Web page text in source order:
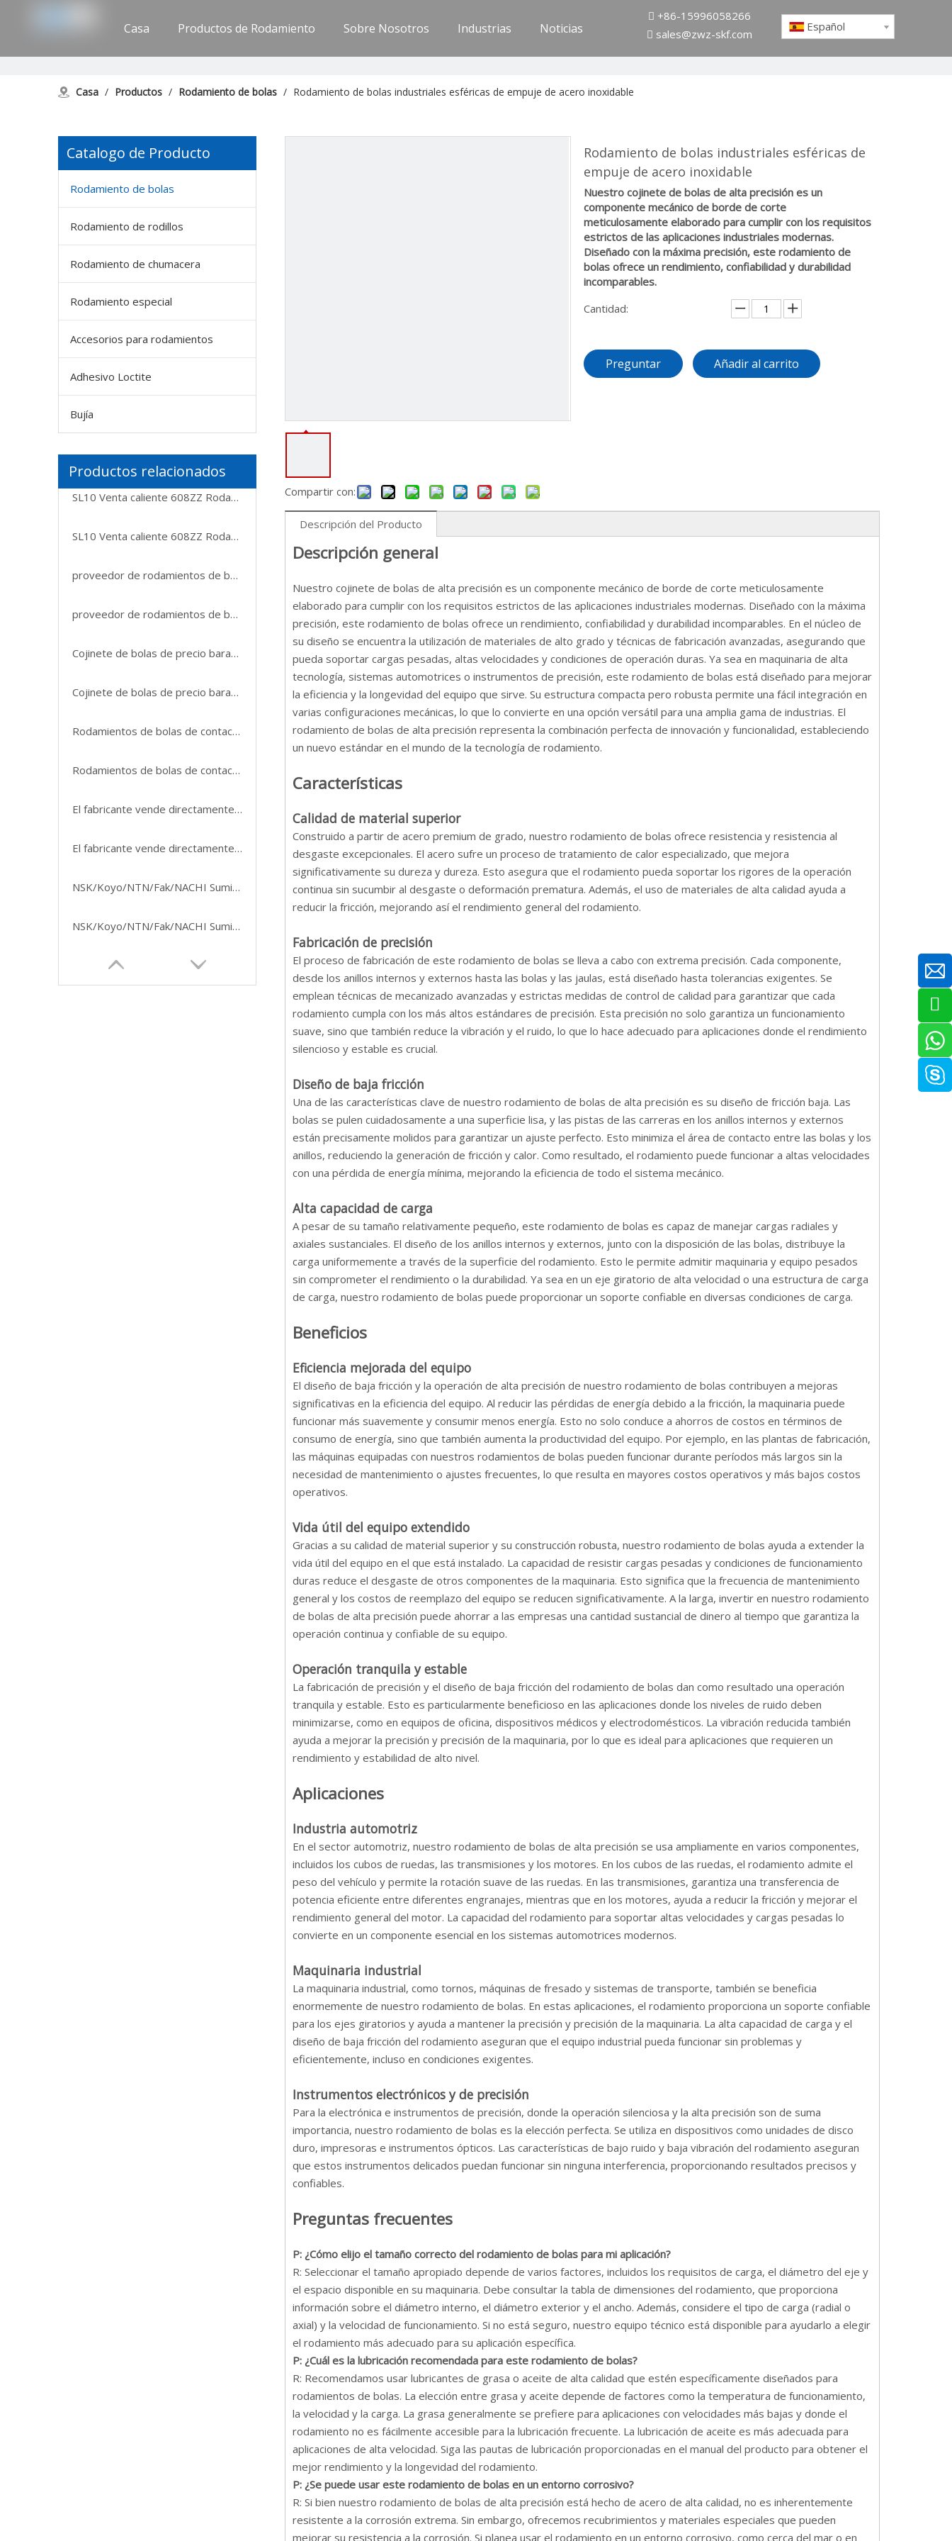
Casa Productos de Rodamiento Sobre Nosotros Industrias Noticias
 +86-15996058266
 sales@zwz-skf.com
Español
Casa / Productos / Rodamiento de bolas / Rodamiento de bolas industriales esféricas de empuje de acero inoxidable
Catalogo de Producto
Rodamiento de bolas
Rodamiento de rodillos
Rodamiento de chumacera
Rodamiento especial
Accesorios para rodamientos
Adhesivo Loctite
Bujía
Productos relacionados
SL10 Venta caliente 608ZZ Rodamiento rígido de bolas
SL10 Venta caliente 608ZZ Rodamiento rígido de bolas
proveedor de rodamientos de bolas rodamiento de bolas de empuje 51109 51110 51111 51112 51113 51114 51115 51116 51117
proveedor de rodamientos de bolas rodamiento de bolas de empuje 51109 51110 51111 51112 51113 51114 51115 51116 51117
Cojinete de bolas de precio barato Embrague de sobrerrevolucionado Cojinetes de una sola dirección
Cojinete de bolas de precio barato Embrague de sobrerrevolucionado Cojinetes de una sola dirección
Rodamientos de bolas de contacto de cuatro puntos Rodamientos de alta calidad y bajo precio fabricados en China QJ304N2MA QJ304TVP 20X52X15
Rodamientos de bolas de contacto de cuatro puntos Rodamientos de alta calidad y bajo precio fabricados en China QJ304N2MA QJ304TVP 20X52X15
El fabricante vende directamente rodamientos rígidos de bolas de acero inoxidable de alta precisión, resistentes a ácidos y álcalis
El fabricante vende directamente rodamientos rígidos de bolas de acero inoxidable de alta precisión, resistentes a ácidos y álcalis
NSK/Koyo/NTN/Fak/NACHI Suministro de distribuidor Rodamiento de ranura profunda 6201 6203 6205 6207 6209 6211 para autopartes/maquinaria agrícola/repuestos
NSK/Koyo/NTN/Fak/NACHI Suministro de distribuidor Rodamiento de ranura profunda 6201 6203 6205 6207 6209 6211 para autopartes/maquinaria agrícola/repuestos
Compartir con:
Rodamiento de bolas industriales esféricas de
empuje de acero inoxidable
Nuestro cojinete de bolas de alta precisión es un
componente mecánico de borde de corte
meticulosamente elaborado para cumplir con los requisitos
estrictos de las aplicaciones industriales modernas.
Diseñado con la máxima precisión, este rodamiento de
bolas ofrece un rendimiento, confiabilidad y durabilidad
incomparables.
Cantidad:
Preguntar Añadir al carrito
Descripción del Producto
Descripción general
Nuestro cojinete de bolas de alta precisión es un componente mecánico de borde de corte meticulosamente
elaborado para cumplir con los requisitos estrictos de las aplicaciones industriales modernas. Diseñado con la máxima
precisión, este rodamiento de bolas ofrece un rendimiento, confiabilidad y durabilidad incomparables. En el núcleo de
su diseño se encuentra la utilización de materiales de alto grado y técnicas de fabricación avanzadas, asegurando que
pueda soportar cargas pesadas, altas velocidades y condiciones de operación duras. Ya sea en maquinaria de alta
tecnología, sistemas automotrices o instrumentos de precisión, este rodamiento de bolas está diseñado para mejorar
la eficiencia y la longevidad del equipo que sirve. Su estructura compacta pero robusta permite una fácil integración en
varias configuraciones mecánicas, lo que lo convierte en una opción versátil para una amplia gama de industrias. El
rodamiento de bolas de alta precisión representa la combinación perfecta de innovación y funcionalidad, estableciendo
un nuevo estándar en el mundo de la tecnología de rodamiento.
Características
Calidad de material superior
Construido a partir de acero premium de grado, nuestro rodamiento de bolas ofrece resistencia y resistencia al
desgaste excepcionales. El acero sufre un proceso de tratamiento de calor especializado, que mejora
significativamente su dureza y dureza. Esto asegura que el rodamiento pueda soportar los rigores de la operación
continua sin sucumbir al desgaste o deformación prematura. Además, el uso de materiales de alta calidad ayuda a
reducir la fricción, mejorando así el rendimiento general del rodamiento.
Fabricación de precisión
El proceso de fabricación de este rodamiento de bolas se lleva a cabo con extrema precisión. Cada componente,
desde los anillos internos y externos hasta las bolas y las jaulas, está diseñado hasta tolerancias exigentes. Se
emplean técnicas de mecanizado avanzadas y estrictas medidas de control de calidad para garantizar que cada
rodamiento cumpla con los más altos estándares de precisión. Esta precisión no solo garantiza un funcionamiento
suave, sino que también reduce la vibración y el ruido, lo que lo hace adecuado para aplicaciones donde el rendimiento
silencioso y estable es crucial.
Diseño de baja fricción
Una de las características clave de nuestro rodamiento de bolas de alta precisión es su diseño de fricción baja. Las
bolas se pulen cuidadosamente a una superficie lisa, y las pistas de las carreras en los anillos internos y externos
están precisamente molidos para garantizar un ajuste perfecto. Esto minimiza el área de contacto entre las bolas y los
anillos, reduciendo la generación de fricción y calor. Como resultado, el rodamiento puede funcionar a altas velocidades
con una pérdida de energía mínima, mejorando la eficiencia de todo el sistema mecánico.
Alta capacidad de carga
A pesar de su tamaño relativamente pequeño, este rodamiento de bolas es capaz de manejar cargas radiales y
axiales sustanciales. El diseño de los anillos internos y externos, junto con la disposición de las bolas, distribuye la
carga uniformemente a través de la superficie del rodamiento. Esto le permite admitir maquinaria y equipo pesados ​​
sin comprometer el rendimiento o la durabilidad. Ya sea en un eje giratorio de alta velocidad o una estructura de carga
de carga, nuestro rodamiento de bolas puede proporcionar un soporte confiable en diversas condiciones de carga.
Beneficios
Eficiencia mejorada del equipo
El diseño de baja fricción y la operación de alta precisión de nuestro rodamiento de bolas contribuyen a mejoras
significativas en la eficiencia del equipo. Al reducir las pérdidas de energía debido a la fricción, la maquinaria puede
funcionar más suavemente y consumir menos energía. Esto no solo conduce a ahorros de costos en términos de
consumo de energía, sino que también aumenta la productividad del equipo. Por ejemplo, en las plantas de fabricación,
las máquinas equipadas con nuestros rodamientos de bolas pueden funcionar durante períodos más largos sin la
necesidad de mantenimiento o ajustes frecuentes, lo que resulta en mayores costos operativos y más bajos costos
operativos.
Vida útil del equipo extendido
Gracias a su calidad de material superior y su construcción robusta, nuestro rodamiento de bolas ayuda a extender la
vida útil del equipo en el que está instalado. La capacidad de resistir cargas pesadas y condiciones de funcionamiento
duras reduce el desgaste de otros componentes de la maquinaria. Esto significa que la frecuencia de mantenimiento
general y los costos de reemplazo del equipo se reducen significativamente. A la larga, invertir en nuestro rodamiento
de bolas de alta precisión puede ahorrar a las empresas una cantidad sustancial de dinero al tiempo que garantiza la
operación continua y confiable de su equipo.
Operación tranquila y estable
La fabricación de precisión y el diseño de baja fricción del rodamiento de bolas dan como resultado una operación
tranquila y estable. Esto es particularmente beneficioso en las aplicaciones donde los niveles de ruido deben
minimizarse, como en equipos de oficina, dispositivos médicos y electrodomésticos. La vibración reducida también
ayuda a mejorar la precisión y precisión de la maquinaria, por lo que es ideal para aplicaciones que requieren un
rendimiento y estabilidad de alto nivel.
Aplicaciones
Industria automotriz
En el sector automotriz, nuestro rodamiento de bolas de alta precisión se usa ampliamente en varios componentes,
incluidos los cubos de ruedas, las transmisiones y los motores. En los cubos de las ruedas, el rodamiento admite el
peso del vehículo y permite la rotación suave de las ruedas. En las transmisiones, garantiza una transferencia de
potencia eficiente entre diferentes engranajes, mientras que en los motores, ayuda a reducir la fricción y mejorar el
rendimiento general del motor. La capacidad del rodamiento para soportar altas velocidades y cargas pesadas lo
convierte en un componente esencial en los sistemas automotrices modernos.
Maquinaria industrial
La maquinaria industrial, como tornos, máquinas de fresado y sistemas de transporte, también se beneficia
enormemente de nuestro rodamiento de bolas. En estas aplicaciones, el rodamiento proporciona un soporte confiable
para los ejes giratorios y ayuda a mantener la precisión y precisión de la maquinaria. La alta capacidad de carga y el
diseño de baja fricción del rodamiento aseguran que el equipo industrial pueda funcionar sin problemas y
eficientemente, incluso en condiciones exigentes.
Instrumentos electrónicos y de precisión
Para la electrónica e instrumentos de precisión, donde la operación silenciosa y la alta precisión son de suma
importancia, nuestro rodamiento de bolas es la elección perfecta. Se utiliza en dispositivos como unidades de disco
duro, impresoras e instrumentos ópticos. Las características de bajo ruido y baja vibración del rodamiento aseguran
que estos instrumentos delicados puedan funcionar sin ninguna interferencia, proporcionando resultados precisos y
confiables.
Preguntas frecuentes
P: ¿Cómo elijo el tamaño correcto del rodamiento de bolas para mi aplicación?
R: Seleccionar el tamaño apropiado depende de varios factores, incluidos los requisitos de carga, el diámetro del eje y
el espacio disponible en su maquinaria. Debe consultar la tabla de dimensiones del rodamiento, que proporciona
información sobre el diámetro interno, el diámetro exterior y el ancho. Además, considere el tipo de carga (radial o
axial) y la velocidad de funcionamiento. Si no está seguro, nuestro equipo técnico está disponible para ayudarlo a elegir
el rodamiento más adecuado para su aplicación específica.
P: ¿Cuál es la lubricación recomendada para este rodamiento de bolas?
R: Recomendamos usar lubricantes de grasa o aceite de alta calidad que estén específicamente diseñados para
rodamientos de bolas. La elección entre grasa y aceite depende de factores como la temperatura de funcionamiento,
la velocidad y la carga. La grasa generalmente se prefiere para aplicaciones con velocidades más bajas y donde el
rodamiento no es fácilmente accesible para la lubricación frecuente. La lubricación de aceite es más adecuada para
aplicaciones de alta velocidad. Siga las pautas de lubricación proporcionadas en el manual del producto para obtener el
mejor rendimiento y la longevidad del rodamiento.
P: ¿Se puede usar este rodamiento de bolas en un entorno corrosivo?
R: Si bien nuestro rodamiento de bolas de alta precisión está hecho de acero de alta calidad, no es inherentemente
resistente a la corrosión extrema. Sin embargo, ofrecemos recubrimientos y materiales especiales que pueden
mejorar su resistencia a la corrosión. Si planea usar el rodamiento en un entorno corrosivo, como cerca del mar o en